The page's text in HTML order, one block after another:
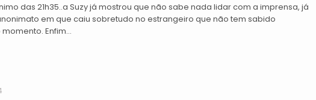
das 21h35..a Suzy já mostrou que não sabe nada lidar com a imprensa, já
em que caiu sobretudo no estrangeiro que não tem sabido
Enfim...